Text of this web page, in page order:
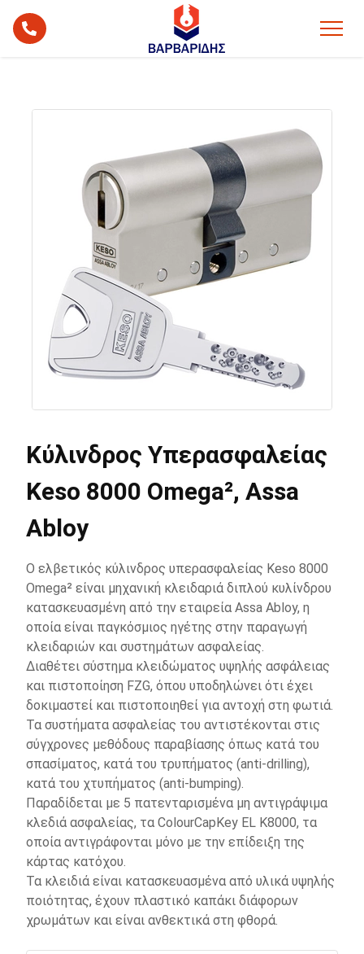
Κύλινδρος Υπερασφαλείας
Keso 8000 Omega², Assa
Abloy
Ο ελβετικός κύλινδρος υπερασφαλείας Keso 8000
Omega² είναι μηχανική κλειδαριά διπλού κυλίνδρου
κατασκευασμένη από την εταιρεία Assa Abloy, η
οποία είναι παγκόσμιος ηγέτης στην παραγωγή
κλειδαριών και συστημάτων ασφαλείας.
Διαθέτει σύστημα κλειδώματος υψηλής ασφάλειας
και πιστοποίηση FZG, όπου υποδηλώνει ότι έχει
δοκιμαστεί και πιστοποιηθεί για αντοχή στη φωτιά.
Τα συστήματα ασφαλείας του αντιστέκονται στις
σύγχρονες μεθόδους παραβίασης όπως κατά του
σπασίματος, κατά του τρυπήματος (anti-drilling),
κατά του χτυπήματος (anti-bumping).
Παραδίδεται με 5 πατενταρισμένα μη αντιγράψιμα
κλεδιά ασφαλείας, τα ColourCapKey EL K8000, τα
οποία αντιγράφονται μόνο με την επίδειξη της
κάρτας κατόχου.
Τα κλειδιά είναι κατασκευασμένα από υλικά υψηλής
ποιότητας, έχουν πλαστικό καπάκι διάφορων
χρωμάτων και είναι ανθεκτικά στη φθορά.